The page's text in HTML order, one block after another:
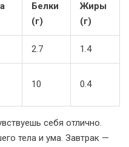
Белки
(г)
Жиры
(г)
2.7 1.4
10 0.4
себя отлично.
тела и ума. Завтрак —